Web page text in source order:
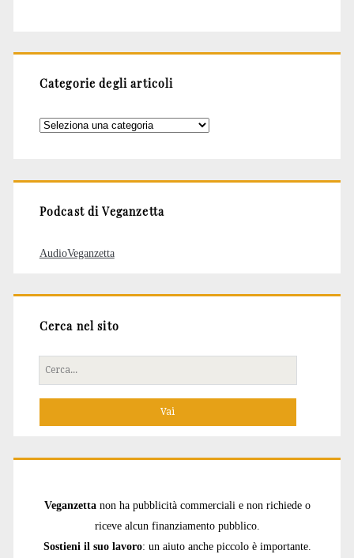
Categorie degli articoli
Categorie
Podcast di Veganzetta
AudioVeganzetta
Cerca nel sito
Cerca
per:
Veganzetta non ha pubblicità commerciali e non richiede o
riceve alcun finanziamento pubblico.
Sostieni il suo lavoro: un aiuto anche piccolo è importante.